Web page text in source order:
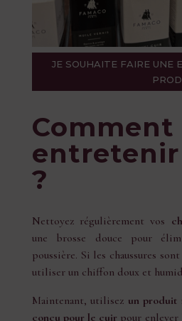
JE SOUHAITE FAIRE UNE
Comment
?
Nettoyez régulièrement vos
une brosse douce pour
poussière. Si les chaussures
utiliser un chiffon doux et
Maintenant, utilisez un produit
conçu pour le cuir pour enlever